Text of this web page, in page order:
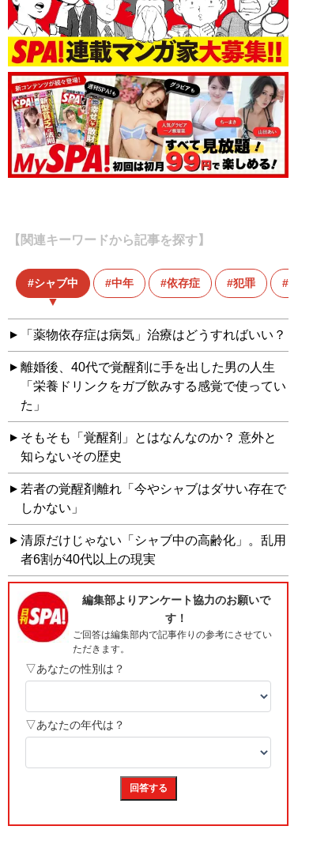
【関連キーワードから記事を探す】
シャブ中 中年 依存症 犯罪
「薬物依存症は病気」治療はどうすればいい？
離婚後、40代で覚醒剤に手を出した男の人生
「栄養ドリンクをガブ飲みする感覚で使ってい
た」
そもそも「覚醒剤」とはなんなのか？ 意外と
知らないその歴史
若者の覚醒剤離れ「今やシャブはダサい存在で
しかない」
清原だけじゃない「シャブ中の高齢化」。乱用
者6割が40代以上の現実